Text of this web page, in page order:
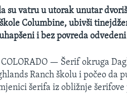
su vatru u utorak unutar
Columbine, ubivši
i bez povreda
— Šerif okruga
Ranch školu i počeo da
šerifa iz obližnje šerifove